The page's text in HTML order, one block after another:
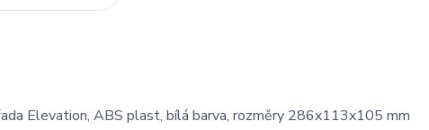
Elevation, ABS plast, bílá barva, rozměry 286x113x105 mm